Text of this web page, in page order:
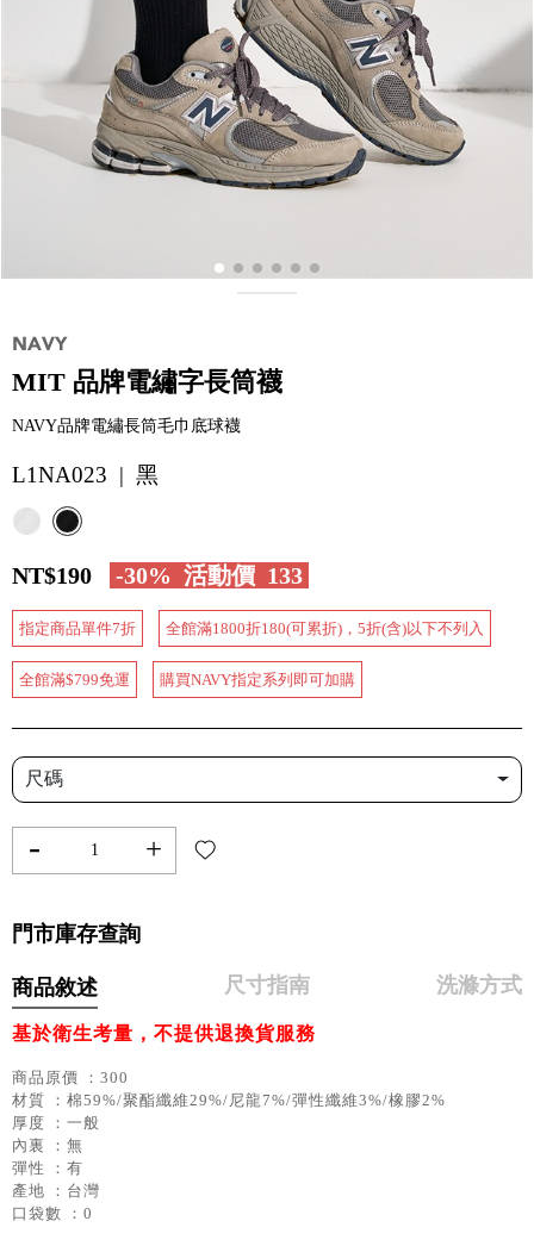
MIT 品牌電繡字長筒襪
NAVY品牌電繡長筒毛巾底球襪
L1NA023 | 黑
NT$190 -30% 活動價 133
指定商品單件7折 全館滿1800折180(可累折)，5折(含)以下不列入
全館滿$799免運 購買NAVY指定系列即可加購
尺碼
- +
門市庫存查詢
商品敘述 尺寸指南 洗滌方式
基於衛生考量，不提供退換貨服務
商品原價 ：300
材質 ：棉59%/聚酯纖維29%/尼龍7%/彈性纖維3%/橡膠2%
厚度 ：一般
內裏 ：無
彈性 ：有
產地 ：台灣
口袋數 ：0